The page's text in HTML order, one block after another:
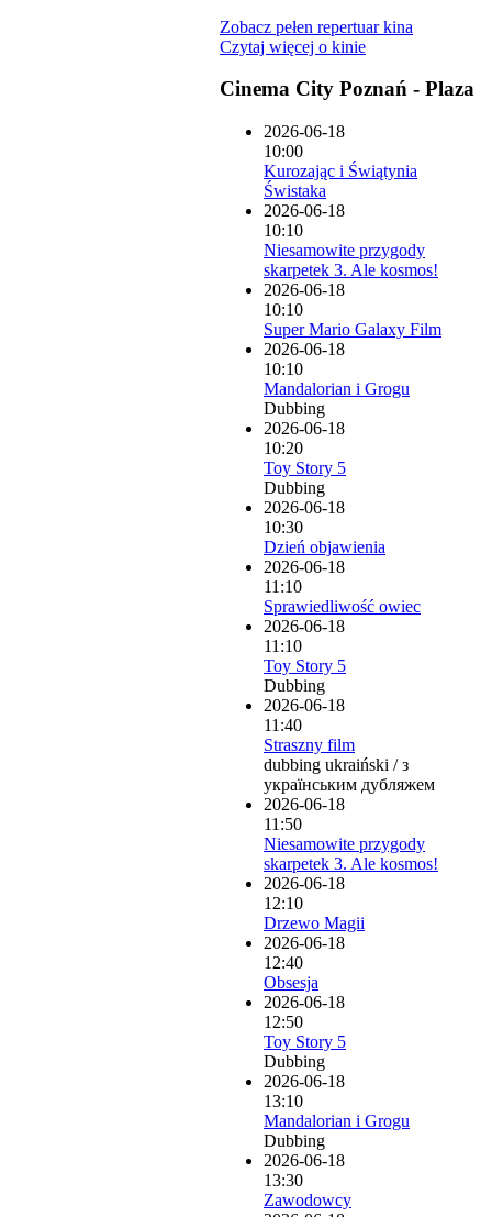
Zobacz pełen repertuar kina
Czytaj więcej o kinie
Cinema City Poznań - Plaza
2026-06-18
10:00
Kurozając i Świątynia
Świstaka
2026-06-18
10:10
Niesamowite przygody
skarpetek 3. Ale kosmos!
2026-06-18
10:10
Super Mario Galaxy Film
2026-06-18
10:10
Mandalorian i Grogu
Dubbing
2026-06-18
10:20
Toy Story 5
Dubbing
2026-06-18
10:30
Dzień objawienia
2026-06-18
11:10
Sprawiedliwość owiec
2026-06-18
11:10
Toy Story 5
Dubbing
2026-06-18
11:40
Straszny film
dubbing ukraiński / з
українським дубляжем
2026-06-18
11:50
Niesamowite przygody
skarpetek 3. Ale kosmos!
2026-06-18
12:10
Drzewo Magii
2026-06-18
12:40
Obsesja
2026-06-18
12:50
Toy Story 5
Dubbing
2026-06-18
13:10
Mandalorian i Grogu
Dubbing
2026-06-18
13:30
Zawodowcy